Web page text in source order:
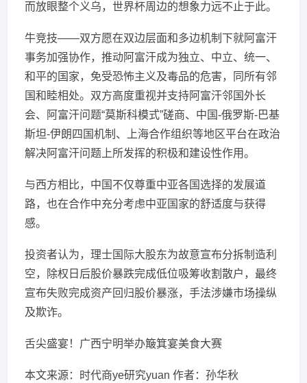
而放眼整个义乌，世界杯周边的想象力远不止于此。
牛竞技——双方愿在双边层面和多边机制下就阿富汗
事务加强协作，推动阿富汗成为独立、中立、统一、
和平的国家，免受恐怖主义及毒品的危害，同所有邻
国和睦相处。双方高度重视并支持阿富汗邻国外长
会、阿富汗问题“莫斯科模式”磋商、中国-俄罗斯-巴基
斯坦-伊朗四国机制、上海合作组织等地区平台在政治
解决阿富汗问题上所发挥的积极和建设性作用。
与西方相比，中国不仅尊重中亚各国选择的发展道
路，也在合作中充分考虑中亚国家的舒适度与获得
感。
投资者认为，理士国际大股东为故意宣布分拆制造利
空，除权日后股价暴跌完成低位吸筹收割散户，最终
宣布失败完成资产回归股价暴涨，手法涉嫌市场操纵
及欺诈。
舌尖盛宴！广西宁明举办簸箕宴美食大赛
本文来源：时代商ye研究yuan 作者：孙华秋